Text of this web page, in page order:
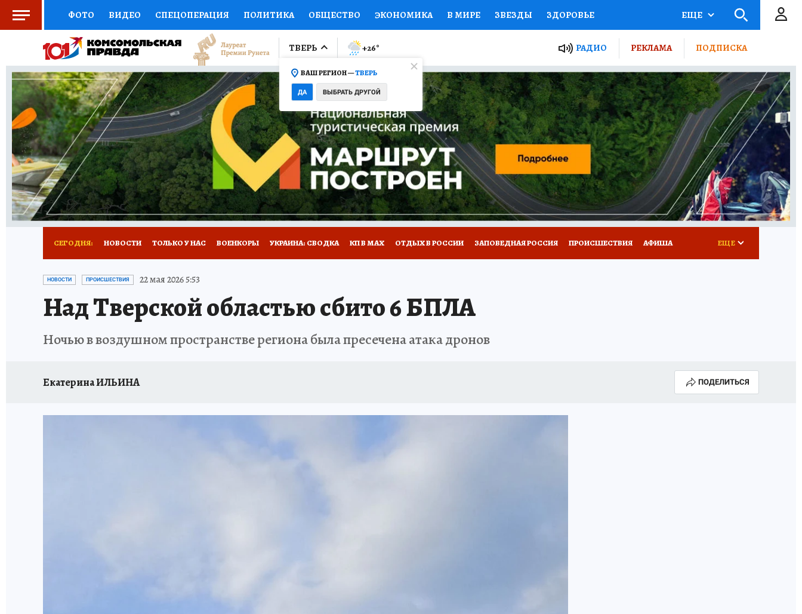
ФОТО ВИДЕО СПЕЦОПЕРАЦИЯ ПОЛИТИКА ОБЩЕСТВО ЭКОНОМИКА В МИРЕ ЗВЕЗДЫ ЗДОРОВЬЕ
СОЦПОДДЕРЖКА НАУКА СПОРТ КОЛУМНИСТЫ ПРОИСШЕСТВИЯ НАЦИОНАЛЬНЫЕ ПРОЕКТЫ РОССИИ
ВЫБОР ЭКСПЕРТОВ ДОКТОР ФИНАНСЫ ОТКРЫВАЕМ МИР Я ЗНАЮ СЕМЬЯ ЖЕНСКИЕ СЕКРЕТЫ ПУТЕВОДИТЕЛЬ
КНИЖНАЯ ПОЛКА ПРОГНОЗЫ НА СПОРТ ПРОМОКОДЫ СЕРИАЛЫ СПЕЦПРОЕКТЫ ДЕФИЦИТ ЖЕЛЕЗА ТУРИЗМ
ПРЕСС-ЦЕНТР НЕДВИЖИМОСТЬ ТЕЛЕВИЗОР КОЛЛЕКЦИИ КОНКУРСЫ РАБОТА У НАС ГИД ПОТРЕБИТЕЛЯ ВСЕ О КП
РАДИО КП РЕКЛАМА ТЕСТЫ НОВОЕ НА САЙТЕ
ЕЩЕ
ТВЕРЬ
ВАШ РЕГИОН —ТВЕРЬ
ДА ВЫБРАТЬ ДРУГОЙ
+26° РАДИО РЕКЛАМА ПОДПИСКА
СЕГОДНЯ: НОВОСТИ ТОЛЬКО У НАС ВОЕНКОРЫ УКРАИНА: СВОДКА КП В МАХ ОТДЫХ В РОССИИ ЗАПОВЕДНАЯ РОССИЯ ПРОИСШЕСТВИЯ АФИША
ИСПЫТАНО НА СЕБЕ
ЕЩЕ
НОВОСТИ ПРОИСШЕСТВИЯ 22 мая 2026 5:53
Над Тверской областью сбито 6 БПЛА
Ночью в воздушном пространстве региона была пресечена атака дронов
Екатерина ИЛЬИНА ПОДЕЛИТЬСЯ